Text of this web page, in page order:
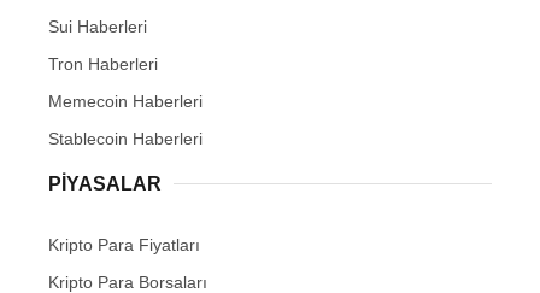
Sui Haberleri
Tron Haberleri
Memecoin Haberleri
Stablecoin Haberleri
PIYASALAR
Kripto Para Fiyatları
Kripto Para Borsaları